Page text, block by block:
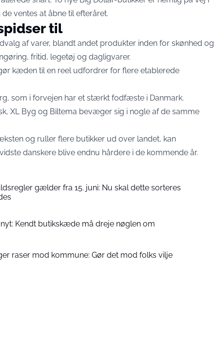
ventes at åbne til efteråret.
til
af varer, blandt andet produkter inden for skønhed og
fritid, legetøj og dagligvarer.
kæden til en reel udfordrer for flere etablerede
som i forvejen har et stærkt fodfæste i Danmark.
XL Byg og Biltema bevæger sig i nogle af de samme
og ruller flere butikker ud over landet, kan
danskere blive endnu hårdere i de kommende år.
gælder fra 15. juni: Nu skal dette sorteres
Kendt butikskæde må dreje nøglen om
raser mod kommune: Gør det mod folks vilje